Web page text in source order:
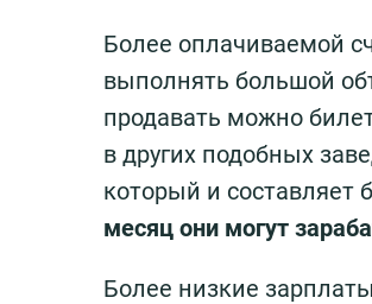
Более оплачиваемой
выполнять большой
продавать можно
в других подобных
который и составляет
месяц они могут
Более низкие